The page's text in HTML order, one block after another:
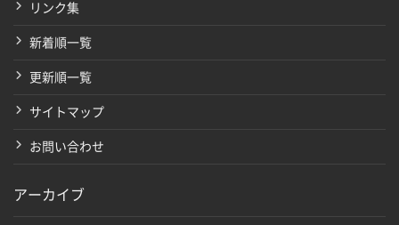
リンク集
新着順一覧
更新順一覧
サイトマップ
お問い合わせ
アーカイブ